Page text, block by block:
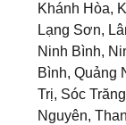
Khánh Hòa,
Lạng Sơn,
Ninh Bình,
Bình, Quảng
Trị, Sóc Trăng
Nguyên,